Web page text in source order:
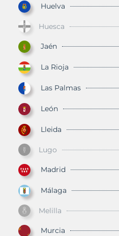
Huelva
Huesca
Jaén
La Rioja
Las Palmas
León
Lleida
Lugo
Madrid
Málaga
Melilla
Murcia